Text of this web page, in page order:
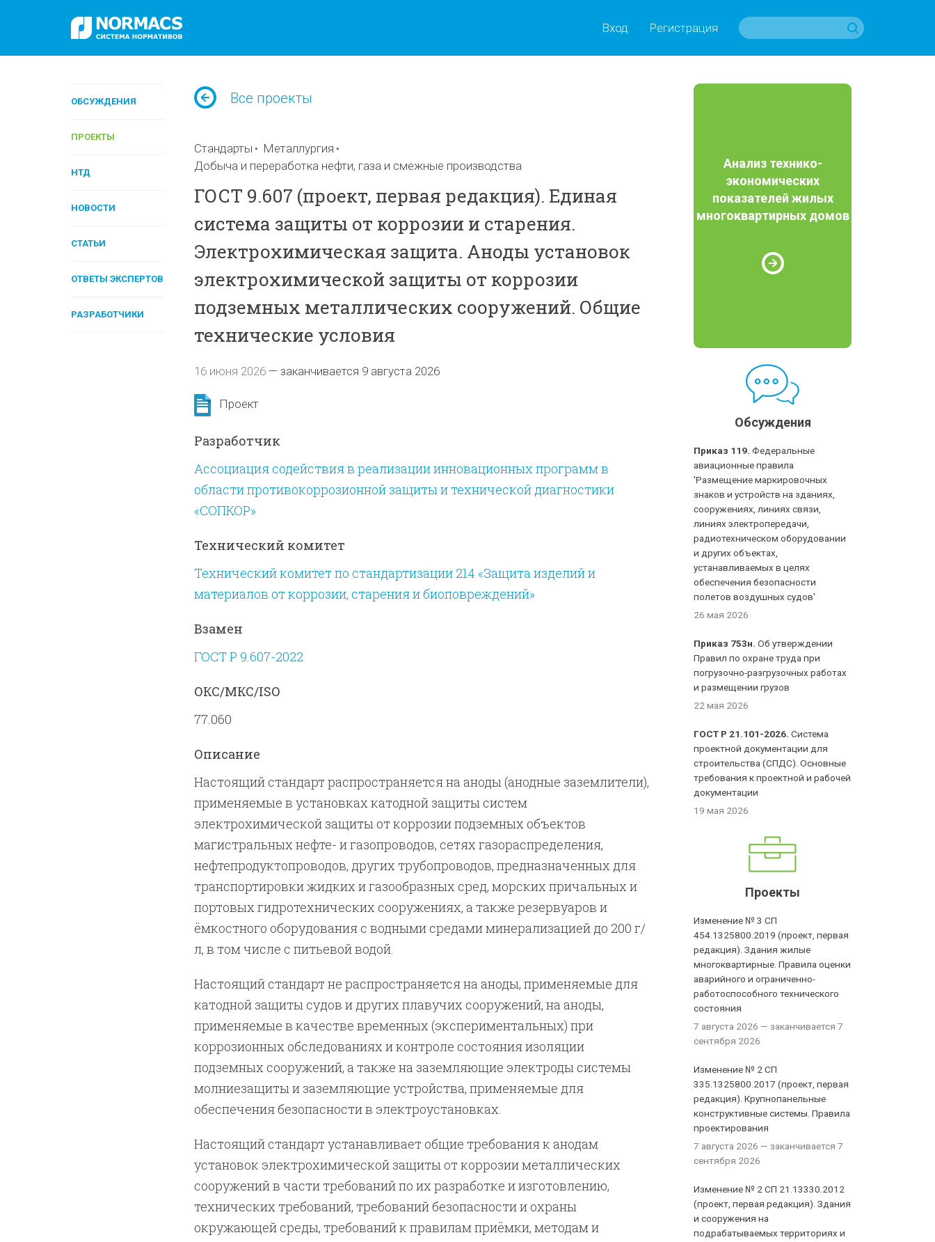
Вход Регистрация
ОБСУЖДЕНИЯ
ПРОЕКТЫ
НТД
НОВОСТИ
СТАТЬИ
ОТВЕТЫ ЭКСПЕРТОВ
РАЗРАБОТЧИКИ
Все проекты
Стандарты
Металлургия
Добыча и переработка нефти, газа и смежные производства
ГОСТ 9.607 (проект, первая редакция). Единая
система защиты от коррозии и старения.
Электрохимическая защита. Аноды установок
электрохимической защиты от коррозии
подземных металлических сооружений. Общие
технические условия
16 июня 2026— заканчивается 9 августа 2026
Проект
Разработчик
Ассоциация содействия в реализации инновационных программ в
области противокоррозионной защиты и технической диагностики
«СОПКОР»
Технический комитет
Технический комитет по стандартизации 214 «Защита изделий и
материалов от коррозии, старения и биоповреждений»
Взамен
ГОСТ Р 9.607-2022
ОКС/МКС/ISO
77.060
Описание
Настоящий стандарт распространяется на аноды (анодные заземлители),
применяемые в установках катодной защиты систем
электрохимической защиты от коррозии подземных объектов
магистральных нефте- и газопроводов, сетях газораспределения,
нефтепродуктопроводов, других трубопроводов, предназначенных для
транспортировки жидких и газообразных сред, морских причальных и
портовых гидротехнических сооружениях, а также резервуаров и
ёмкостного оборудования с водными средами минерализацией до 200 г/
л, в том числе с питьевой водой.
Настоящий стандарт не распространяется на аноды, применяемые для
катодной защиты судов и других плавучих сооружений, на аноды,
применяемые в качестве временных (экспериментальных) при
коррозионных обследованиях и контроле состояния изоляции
подземных сооружений, а также на заземляющие электроды системы
молниезащиты и заземляющие устройства, применяемые для
обеспечения безопасности в электроустановках.
Настоящий стандарт устанавливает общие требования к анодам
установок электрохимической защиты от коррозии металлических
сооружений в части требований по их разработке и изготовлению,
технических требований, требований безопасности и охраны
окружающей среды, требований к правилам приёмки, методам и
Анализ технико-
экономических
показателей жилых
многоквартирных домов
Обсуждения
Приказ 119. Федеральные
авиационные правила
'Размещение маркировочных
знаков и устройств на зданиях,
сооружениях, линиях связи,
линиях электропередачи,
радиотехническом оборудовании
и других объектах,
устанавливаемых в целях
обеспечения безопасности
полетов воздушных судов'
26 мая 2026
Приказ 753н. Об утверждении
Правил по охране труда при
погрузочно-разгрузочных работах
и размещении грузов
22 мая 2026
ГОСТ Р 21.101-2026. Система
проектной документации для
строительства (СПДС). Основные
требования к проектной и рабочей
документации
19 мая 2026
Проекты
Изменение № 3 СП
454.1325800.2019 (проект, первая
редакция). Здания жилые
многоквартирные. Правила оценки
аварийного и ограниченно-
работоспособного технического
состояния
7 августа 2026 — заканчивается 7
сентября 2026
Изменение № 2 СП
335.1325800.2017 (проект, первая
редакция). Крупнопанельные
конструктивные системы. Правила
проектирования
7 августа 2026 — заканчивается 7
сентября 2026
Изменение № 2 СП 21.13330.2012
(проект, первая редакция). Здания
и сооружения на
подрабатываемых территориях и